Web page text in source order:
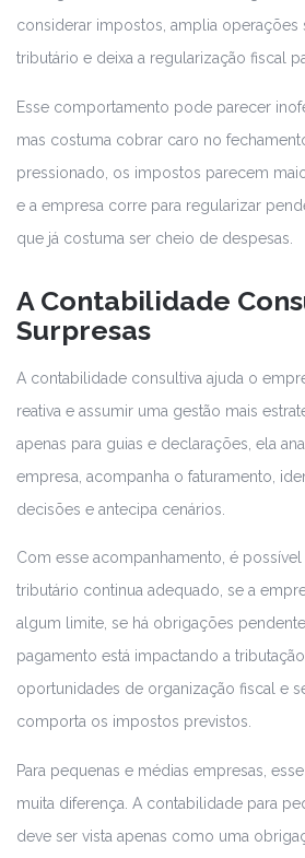
considerar impostos, amplia operações
tributário e deixa a regularização fiscal
Esse comportamento pode parecer
mas costuma cobrar caro no
pressionado, os impostos parecem
e a empresa corre para regularizar
que já costuma ser cheio de despesas.
A Contabilidade
Surpresas
A contabilidade consultiva ajuda o
reativa e assumir uma gestão mais
apenas para guias e declarações, ela
empresa, acompanha o faturamento,
decisões e antecipa cenários.
Com esse acompanhamento, é
tributário continua adequado, se a
algum limite, se há obrigações
pagamento está impactando a
oportunidades de organização fiscal e
comporta os impostos previstos.
Para pequenas e médias empresas,
muita diferença. A contabilidade para
deve ser vista apenas como uma